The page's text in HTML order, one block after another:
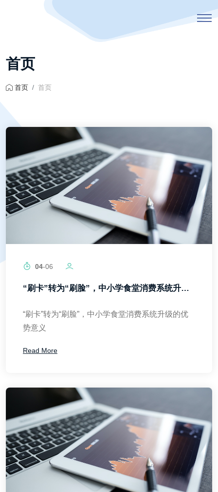
首页
首页 首页
04-06
“刷卡”转为“刷脸”，中小学食堂消费系统升级的优势意义
“刷卡”转为“刷脸”，中小学食堂消费系统升级的优
势意义
Read More